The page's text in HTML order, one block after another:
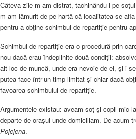
Câteva zile m-am distrat, tachinându-l pe
m-am lămurit de pe hartă că localitatea se
pentru a obţine schimbul de repartiţie pentru
Schimbul de repartiţie era o procedură prin
nou dacă erau îndeplinite două condiţii:
alt loc de muncă, unde era nevoie de el, şi i
putea face într-un timp limitat şi chiar dacă
favoarea schimbului de repartiţie.
Argumentele existau: aveam soţ şi copil mic
departe de oraşul unde domiciliam. De-acum
Pojejena.